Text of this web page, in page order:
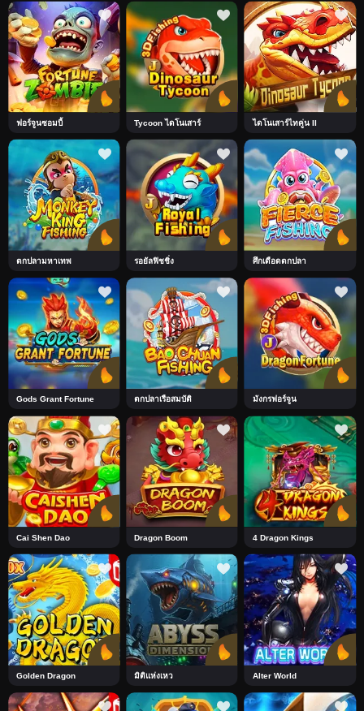
ฟอร์จูนซอมบี้ Tycoon ไดโนเสาร์ ไดโนเสาร์ไทคู่น II
ตกปลามหาเทพ รอยัลฟิชชิ่ง ศึกเดือดตกปลา
Gods Grant Fortune ตกปลาเรือสมบัติ มังกรฟอร์จูน
Cai Shen Dao Dragon Boom 4 Dragon Kings
Golden Dragon มิติแห่งเหว Alter World